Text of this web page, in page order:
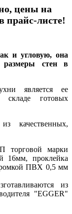
цены на
прайс-листе!
и угловую, она
размеры стен в
является ее
готовых
качественных,
торговой марки
16мм, проклейка
ПВХ 0,5 мм
из
"EGGER"